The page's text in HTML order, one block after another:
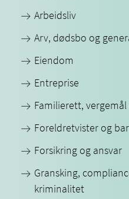
Arbeidsliv
Arv, dødsbo og
Eiendom
Entreprise
Familierett,
Foreldretvister og
Forsikring og ansvar
Gransking,
kriminalitet